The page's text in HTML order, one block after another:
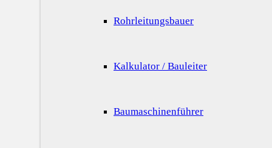
Rohrleitungsbauer
Kalkulator / Bauleiter
Baumaschinenführer